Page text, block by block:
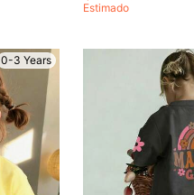
Estimado
0-3 Years